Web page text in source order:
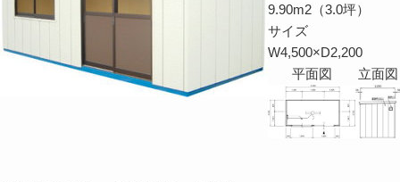
9.90m2（3.0坪）
サイズ
W4,500×D2,200
平面図
立面図